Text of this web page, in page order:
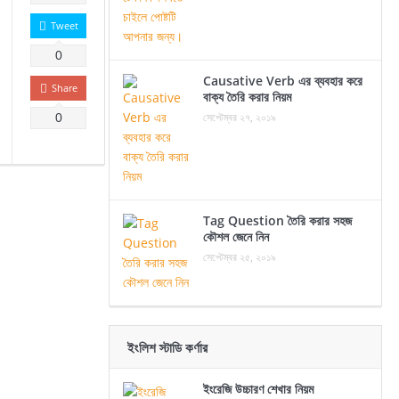
Tweet
0
Share
0
Causative Verb এর ব্যবহার করে
বাক্য তৈরি করার নিয়ম
সেপ্টেম্বর ২৭, ২০১৯
Tag Question তৈরি করার সহজ
কৌশল জেনে নিন
সেপ্টেম্বর ২৫, ২০১৯
ইংলিশ স্টাডি কর্ণার
ইংরেজি উচ্চারণ শেখার নিয়ম